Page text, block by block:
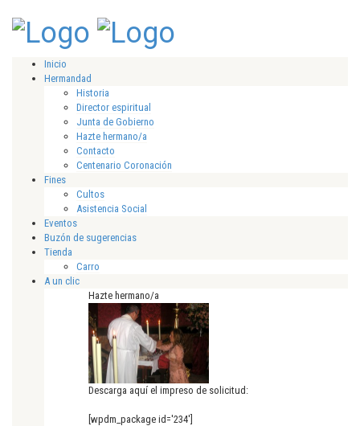
Inicio
Hermandad
Historia
Director espiritual
Junta de Gobierno
Hazte hermano/a
Contacto
Centenario Coronación
Fines
Cultos
Asistencia Social
Eventos
Buzón de sugerencias
Tienda
Carro
A un clic
Hazte hermano/a
Descarga aquí el impreso de solicitud:
[wpdm_package id='234']